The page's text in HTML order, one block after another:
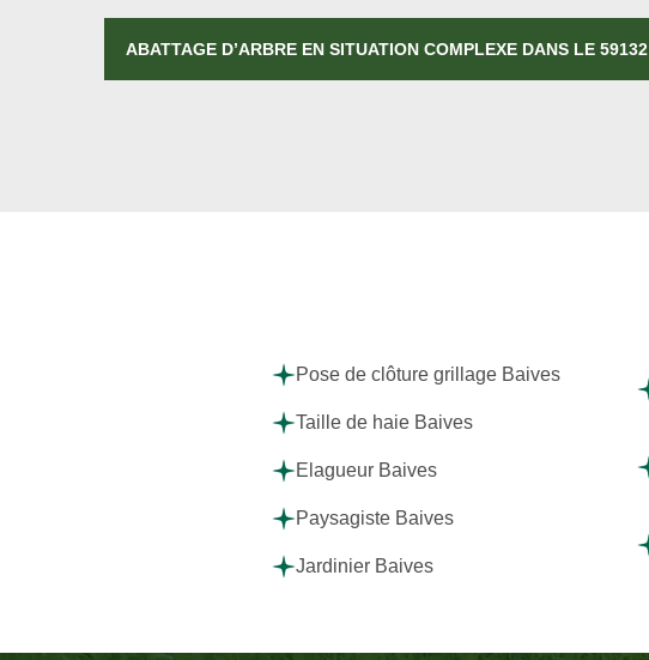
ABATTAGE D’ARBRE EN SITUATION COMPLEXE DANS LE 59132
Pose de clôture grillage Baives
Taille de haie Baives
Elagueur Baives
Paysagiste Baives
Jardinier Baives